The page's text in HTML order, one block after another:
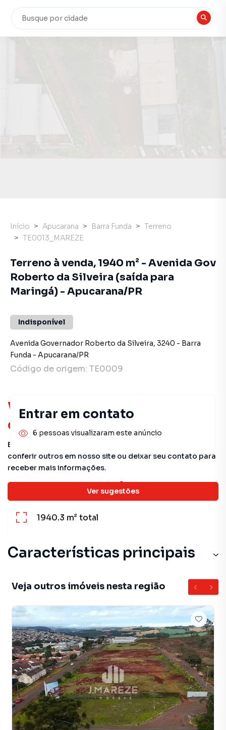
Você pode encontrar novas
oportunidades!
Este imóvel não está mais disponível, mas você pode
conferir outros em nosso site ou deixar seu contato para
receber mais informações.
Ver sugestões
Detalhes do imóvel
1940.3 m²total
Características principais
Veja outros imóveis nesta região
Início Apucarana Barra Funda
Terreno
TE0013_MAREZE
Terreno à venda, 1940 m² - Avenida Gov
Roberto da Silveira (saída para
Maringá) - Apucarana/PR
Indisponível
Avenida Governador Roberto da Silveira, 3240 - Barra
Funda - Apucarana/PR
Código de origem: TE0009
Entrar em contato
6 pessoas visualizaram este anúncio